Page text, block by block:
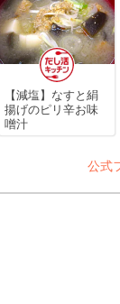
【減塩】なすと絹
揚げのピリ辛お味
噌汁
公式